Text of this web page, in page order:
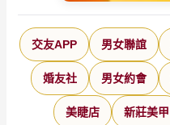
交友APP 男女聯誼
婚友社 男女約會
美睫店 新莊美甲